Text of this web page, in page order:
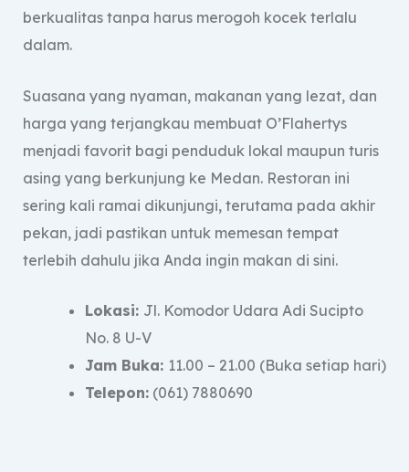
berkualitas tanpa harus merogoh kocek terlalu
dalam.
Suasana yang nyaman, makanan yang lezat, dan
harga yang terjangkau membuat O’Flahertys
menjadi favorit bagi penduduk lokal maupun turis
asing yang berkunjung ke Medan. Restoran ini
sering kali ramai dikunjungi, terutama pada akhir
pekan, jadi pastikan untuk memesan tempat
terlebih dahulu jika Anda ingin makan di sini.
Lokasi: Jl. Komodor Udara Adi Sucipto
No. 8 U-V
Jam Buka: 11.00 – 21.00 (Buka setiap hari)
Telepon:(061) 7880690